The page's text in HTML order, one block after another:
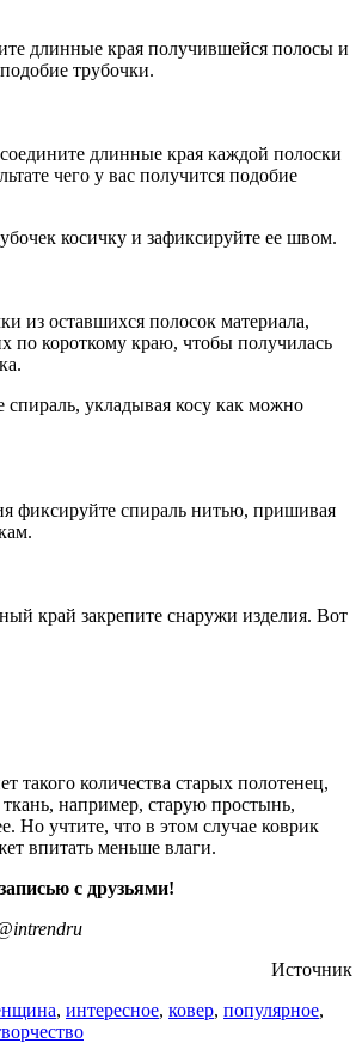
длинные края получившейся полосы и
трубочки.
длинные края каждой полоски
чего у вас получится подобие
косичку и зафиксируйте ее швом.
из оставшихся полосок материала,
по короткому краю, чтобы получилась
укладывая косу как можно
фиксируйте спираль нитью, пришивая
край закрепите снаружи изделия. Вот
такого количества старых полотенец,
например, старую простынь,
Но учтите, что в этом случае коврик
впитать меньше влаги.
с друзьями!
Источник
, интересное, ковер, популярное,